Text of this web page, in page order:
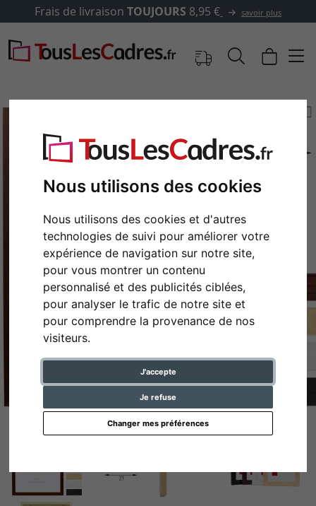
Nous utilisons des cookies
Nous utilisons des cookies et d'autres
technologies de suivi pour améliorer votre
expérience de navigation sur notre site,
pour vous montrer un contenu
personnalisé et des publicités ciblées,
pour analyser le trafic de notre site et
pour comprendre la provenance de nos
visiteurs.
J'accepte
Je refuse
Changer mes préférences
Frais de livraisonTOUJOURS8,95 € savoir plus
Retour